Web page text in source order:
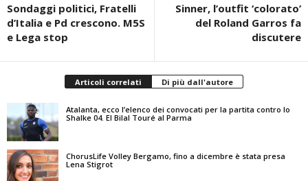
Sondaggi politici, Fratelli
d’Italia e Pd crescono. M5S
e Lega stop
Sinner, l’outfit ‘colorato’
del Roland Garros fa
discutere
Articoli correlati Di più dall'autore
Atalanta, ecco l’elenco dei convocati per la partita contro lo
Shalke 04. El Bilal Touré al Parma
ChorusLife Volley Bergamo, fino a dicembre è stata presa
Lena Stigrot